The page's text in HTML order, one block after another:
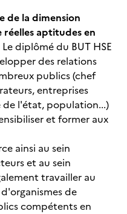
de la dimension
réelles aptitudes en
Le diplômé du BUT HSE
des relations
publics (chef
entreprises
de l'état, population...)
et former aux
ainsi au sein
et au sein
travailler au
de
compétents en